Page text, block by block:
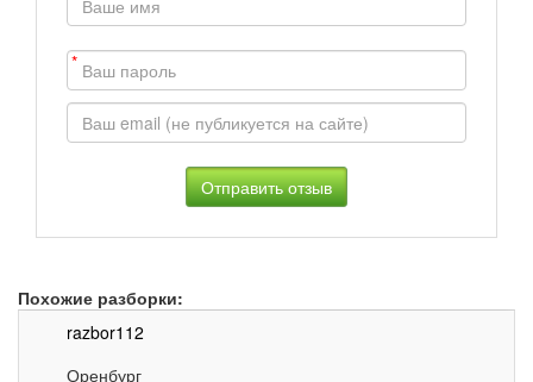
*
Похожие разборки:
razbor112
Оренбург